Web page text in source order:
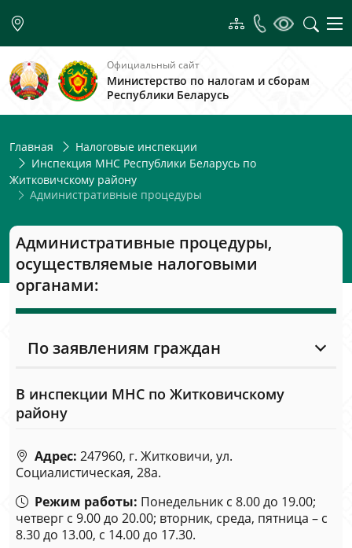
Официальный сайт
Министерство по налогам и сборам
Республики Беларусь
Главная
Налоговые инспекции
Инспекция МНС Республики Беларусь по
Житковичскому району
Административные процедуры
Административные процедуры,
осуществляемые налоговыми
органами:
По заявлениям граждан
В инспекции МНС по Житковичскому
району
Адрес: 247960, г. Житковичи, ул.
Социалистическая, 28а.
Режим работы: Понедельник с 8.00 до 19.00;
четверг с 9.00 до 20.00; вторник, среда, пятница – с
8.30 до 13.00, с 14.00 до 17.30.